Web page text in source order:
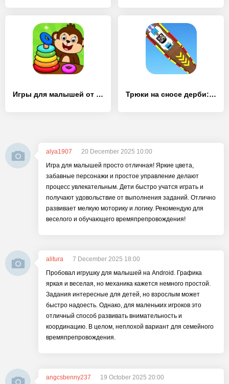
Игры для малышей от 2 до 3 лет - [MOD Много монет] Трюки на сносе дерби: поездка мастера гонок GT
alya1907
20 December 2025 10:00
Игра для малышей просто отличная! Яркие цвета,
забавные персонажи и простое управление делают
процесс увлекательным. Дети быстро учатся играть и
получают удовольствие от выполнения заданий. Отлично
развивает мелкую моторику и логику. Рекомендую для
веселого и обучающего времяпрепровождения!
alitura
7 December 2025 18:00
Пробовал игрушку для малышей на Android. Графика
яркая и веселая, но механика кажется немного простой.
Задания интересные для детей, но взрослым может
быстро надоесть. Однако, для маленьких игроков это
отличный способ развивать внимательность и
координацию. В целом, неплохой вариант для семейного
времяпрепровождения.
angcsbenny237
19 October 2025 20:00